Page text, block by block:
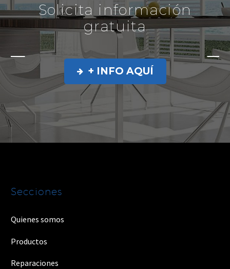
Solicita información
gratuita
 + INFO AQUÍ
Secciones
Quienes somos
Productos
Reparaciones